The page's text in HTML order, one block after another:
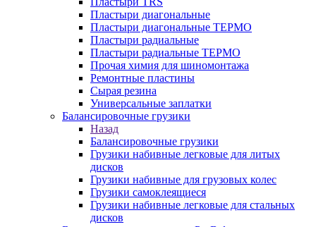
Пластыри диагональные
Пластыри диагональные ТЕРМО
Пластыри радиальные
Пластыри радиальные ТЕРМО
Прочая химия для шиномонтажа
Ремонтные пластины
Сырая резина
Универсальные заплатки
Балансировочные грузики
Назад
Балансировочные грузики
Грузики набивные легковые для литых
дисков
Грузики набивные для грузовых колес
Грузики самоклеящиеся
Грузики набивные легковые для стальных
дисков